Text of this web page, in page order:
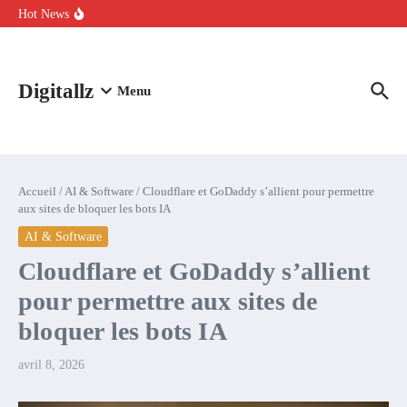
Aller au contenu
Hot News
Comment l’IA simplifie la data de caisse pour la transformer en
Digitallz Menu
Accueil /AI & Software / Cloudflare et GoDaddy s’allient pour permettre
aux sites de bloquer les bots IA
AI & Software
Cloudflare et GoDaddy s’allient
pour permettre aux sites de
bloquer les bots IA
avril 8, 2026